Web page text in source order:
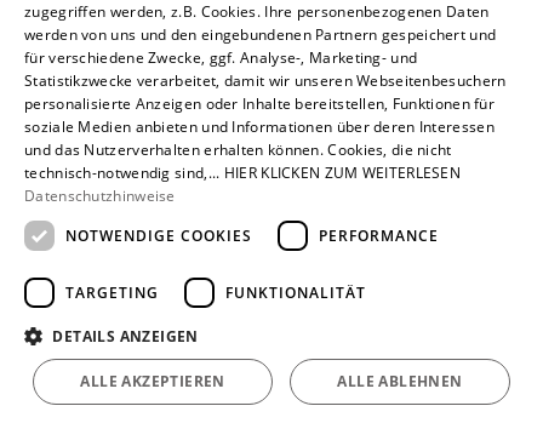
Um externe HTML-Inhalte anzuzeigen, benötigen wir
Ihre Einwilligung.
Weitere Informationen finden Sie in unserer
Datenschutzerklärung.
Cookie-Einstellungen öffnen
zugegriffen werden, z.B. Cookies. Ihre personenbezogenen Daten
werden von uns und den eingebundenen Partnern gespeichert und
für verschiedene Zwecke, ggf. Analyse-, Marketing- und
Statistikzwecke verarbeitet, damit wir unseren Webseitenbesuchern
personalisierte Anzeigen oder Inhalte bereitstellen, Funktionen für
soziale Medien anbieten und Informationen über deren Interessen
und das Nutzerverhalten erhalten können. Cookies, die nicht
technisch-notwendig sind,... HIER KLICKEN ZUM WEITERLESEN
Datenschutzhinweise
NOTWENDIGE COOKIES
PERFORMANCE
TARGETING FUNKTIONALITÄT
DETAILS ANZEIGEN
ALLE AKZEPTIEREN ALLE ABLEHNEN